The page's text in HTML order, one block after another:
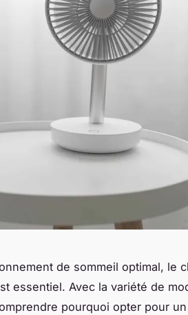
de sommeil optimal, le
essentiel. Avec la variété de
pourquoi opter pour